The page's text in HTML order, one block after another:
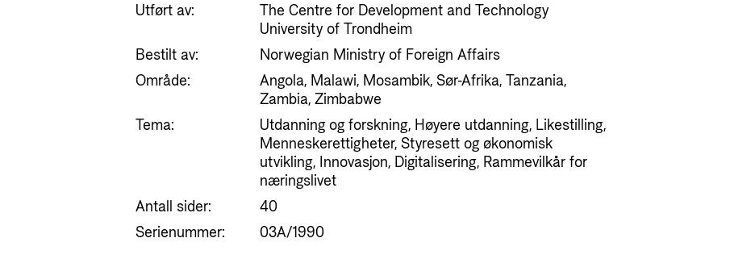
Utført av:
The Centre for Development and Technology
University of Trondheim
Bestilt av:
Norwegian Ministry of Foreign Affairs
Område:
Angola, Malawi, Mosambik, Sør-Afrika, Tanzania,
Zambia, Zimbabwe
Tema:
Utdanning og forskning, Høyere utdanning, Likestilling,
Menneskerettigheter, Styresett og økonomisk
utvikling, Innovasjon, Digitalisering, Rammevilkår for
næringslivet
Antall sider:
40
Serienummer:
03A/1990